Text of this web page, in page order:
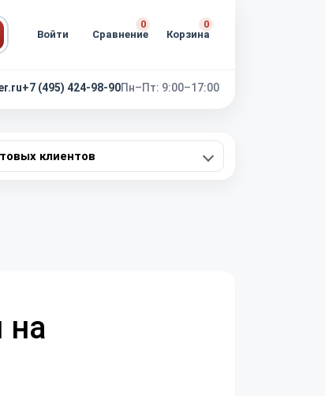
Войти Сравнение
0
Корзина
0
+7 (495) 424-98-90Пн–Пт: 9:00–17:00
клиентов
на